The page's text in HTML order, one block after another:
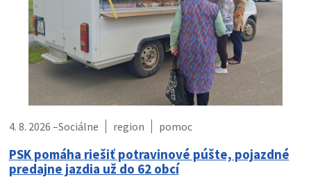
4. 8. 2026 –Sociálne region pomoc
PSK pomáha riešiť potravinové púšte, pojazdné
predajne jazdia už do 62 obcí